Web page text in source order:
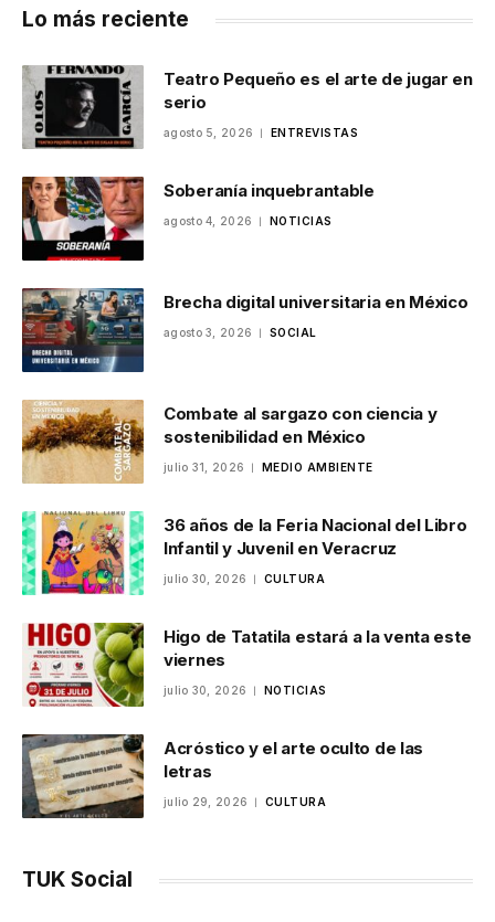
Lo más reciente
Teatro Pequeño es el arte de jugar en
serio
agosto 5, 2026 ENTREVISTAS
Soberanía inquebrantable
agosto 4, 2026 NOTICIAS
Brecha digital universitaria en México
agosto 3, 2026 SOCIAL
Combate al sargazo con ciencia y
sostenibilidad en México
julio 31, 2026 MEDIO AMBIENTE
36 años de la Feria Nacional del Libro
Infantil y Juvenil en Veracruz
julio 30, 2026 CULTURA
Higo de Tatatila estará a la venta este
viernes
julio 30, 2026 NOTICIAS
Acróstico y el arte oculto de las
letras
julio 29, 2026 CULTURA
TUK Social